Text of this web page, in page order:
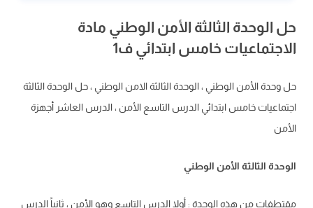
حل الوحدة الثالثة الأمن الوطني مادة
الاجتماعيات خامس ابتدائي ف1
حل وحدة الأمن الوطني ، الوحدة الثالثة الامن الوطني ، حل الوحدة الثالثة
اجتماعيات خامس ابتدائي الدرس التاسع الأمن ، الدرس العاشر أجهزة
الأمن
الوحدة الثالثة الأمن الوطني
مقتطفات من هذه الوحدة : أولا الدرس التاسع وهو الأمن ، ثانياً الدرس